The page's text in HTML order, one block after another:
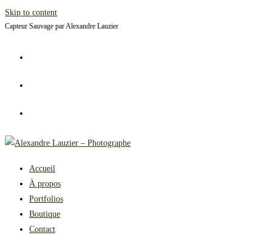
Skip to content
Capteur Sauvage par Alexandre Lauzier
Accueil
À propos
Portfolios
Boutique
Contact